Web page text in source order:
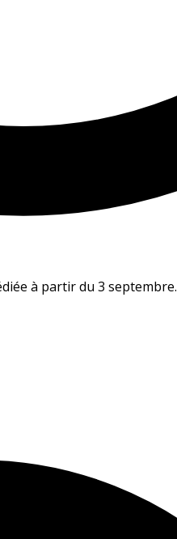
à partir du 3 septembre.